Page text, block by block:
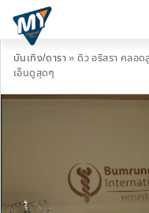
บันเทิง/ดารา»ดิว อริสรา คลอ
เอ็นดูสุดๆ